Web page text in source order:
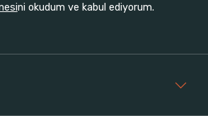
ni okudum ve kabul ediyorum.